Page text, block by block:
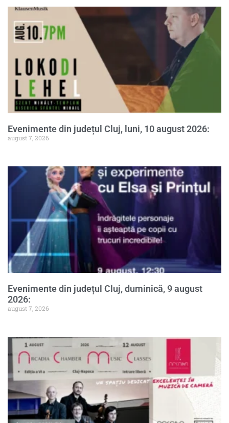
Evenimente din județul Cluj, luni, 10 august 2026:
august 7, 2026
Evenimente din județul Cluj, duminică, 9 august
2026:
august 7, 2026